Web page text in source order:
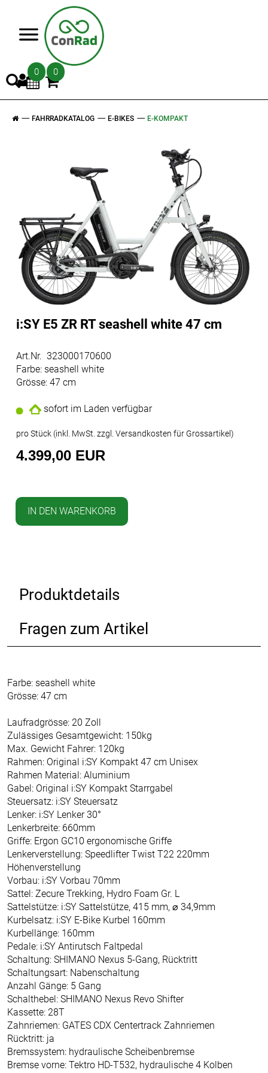
0 0
FAHRRADKATALOG E-BIKES E-KOMPAKT
i:SY E5 ZR RT seashell white 47 cm
Art.Nr. 323000170600
Farbe: seashell white
Grösse: 47 cm
sofort im Laden verfügbar
pro Stück (inkl. MwSt. zzgl. Versandkosten für Grossartikel)
4.399,00 EUR
IN DEN WARENKORB
Produktdetails
Fragen zum Artikel
Farbe: seashell white
Grösse: 47 cm
Laufradgrösse: 20 Zoll
Zulässiges Gesamtgewicht: 150kg
Max. Gewicht Fahrer: 120kg
Rahmen: Original i:SY Kompakt 47 cm Unisex
Rahmen Material: Aluminium
Gabel: Original i:SY Kompakt Starrgabel
Steuersatz: i:SY Steuersatz
Lenker: i:SY Lenker 30°
Lenkerbreite: 660mm
Griffe: Ergon GC10 ergonomische Griffe
Lenkerverstellung: Speedlifter Twist T22 220mm
Höhenverstellung
Vorbau: i:SY Vorbau 70mm
Sattel: Zecure Trekking, Hydro Foam Gr. L
Sattelstütze: i:SY Sattelstütze, 415 mm, ⌀ 34,9mm
Kurbelsatz: i:SY E-Bike Kurbel 160mm
Kurbellänge: 160mm
Pedale: i:SY Antirutsch Faltpedal
Schaltung: SHIMANO Nexus 5-Gang, Rücktritt
Schaltungsart: Nabenschaltung
Anzahl Gänge: 5 Gang
Schalthebel: SHIMANO Nexus Revo Shifter
Kassette: 28T
Zahnriemen: GATES CDX Centertrack Zahnriemen
Rücktritt: ja
Bremssystem: hydraulische Scheibenbremse
Bremse vorne: Tektro HD-T532, hydraulische 4 Kolben